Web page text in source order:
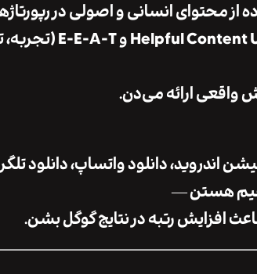
از محتوای انسانی و اصولی در
Helpful ContentوE-E-A-T
واقعی ارائه می‌دن.
اندروید، دانلود واتساپ، دانلود
هستن —
افزایش رتبه در نتایج گوگل بشن.